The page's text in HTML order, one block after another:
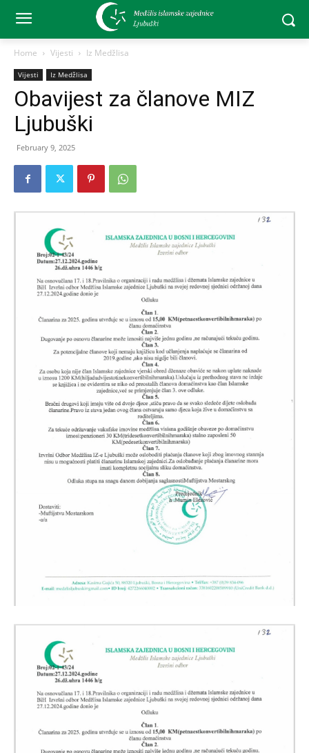
Home Vijesti Iz Medžlisa
Vijesti Iz Medžlisa
Obavijest za članove MIZ
Ljubuški
February 9, 2025